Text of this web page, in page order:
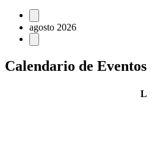
Eventos
agosto 2026
Calendario de Eventos
Llunes